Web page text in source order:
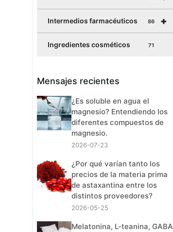
+
Intermedios farmacéuticos 86
Ingredientes cosméticos 71
Mensajes recientes
¿Es soluble en agua el
magnesio? Entendiendo los
diferentes compuestos de
magnesio.
2026-07-23
¿Por qué varían tanto los
precios de la materia prima
de astaxantina entre los
distintos proveedores?
2026-05-25
Melatonina, L-teanina, GABA